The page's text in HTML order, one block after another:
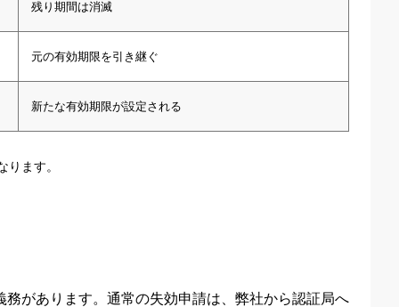
残り期間は消滅
元の有効期限を引き継ぐ
新たな有効期限が設定される
ます。
があります。通常の失効申請は、弊社から認証局へ